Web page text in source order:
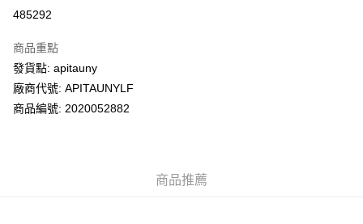
AlipayHK
WeChat Pay
送貨方式
485292
商品重點
發貨點: apitauny
廠商代號: APITAUNYLF
商品編號: 2020052882
商品推薦